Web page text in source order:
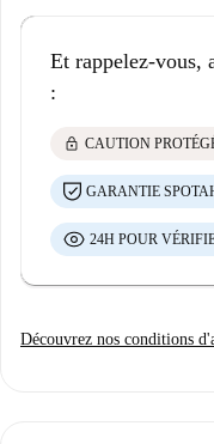
Et rappelez-vous,
:
lock CAUTION
GARANTIE
24H POUR
Découvrez nos conditions